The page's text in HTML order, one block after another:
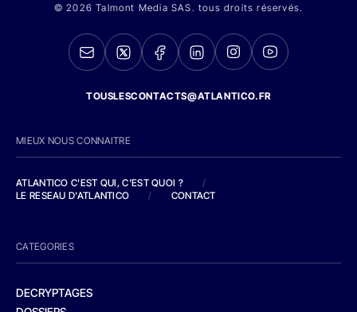
© 2026 Talmont Media SAS. tous droits réservés.
TOUSLESCONTACTS@ATLANTICO.FR
MIEUX NOUS CONNAITRE
ATLANTICO C'EST QUI, C'EST QUOI ?
/
LE RESEAU D'ATLANTICO
/ CONTACT
CATEGORIES
DECRYPTAGES